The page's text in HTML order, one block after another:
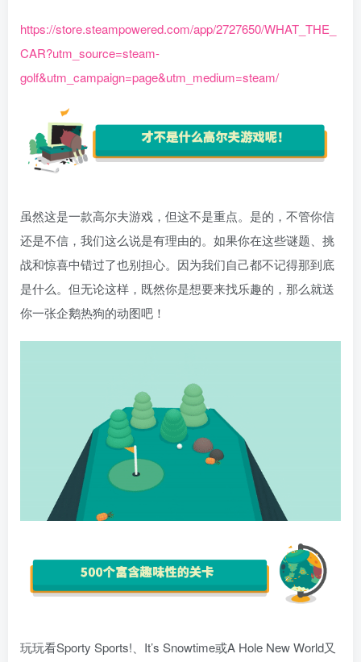
https://store.steampowered.com/app/2727650/WHAT_THE_
CAR?utm_source=steam-
golf&utm_campaign=page&utm_medium=steam/
虽然这是一款高尔夫游戏，但这不是重点。是的，不管你信
还是不信，我们这么说是有理由的。如果你在这些谜题、挑
战和惊喜中错过了也别担心。因为我们自己都不记得那到底
是什么。但无论这样，既然你是想要来找乐趣的，那么就送
你一张企鹅热狗的动图吧！
玩玩看Sporty Sports!、It’s Snowtime或A Hole New World又